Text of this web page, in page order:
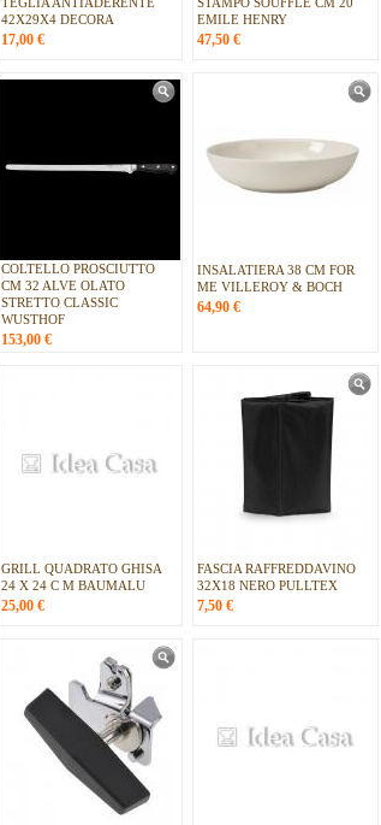
42X29X4 DECORA
17,00 €
EMILE HENRY
47,50 €
COLTELLO PROSCIUTTO
CM 32 ALVE OLATO
STRETTO CLASSIC
WUSTHOF
153,00 €
INSALATIERA 38 CM FOR
ME VILLEROY & BOCH
64,90 €
GRILL QUADRATO GHISA
24 X 24 C M BAUMALU
25,00 €
FASCIA RAFFREDDAVINO
32X18 NERO PULLTEX
7,50 €